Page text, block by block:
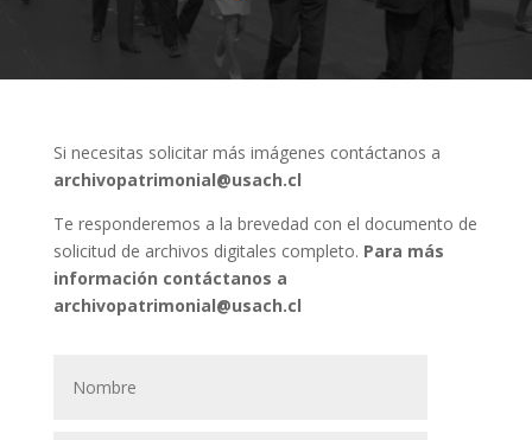
Si necesitas solicitar más imágenes contáctanos a
archivopatrimonial@usach.cl
Te responderemos a la brevedad con el documento de
solicitud de archivos digitales completo. Para más
información contáctanos a
archivopatrimonial@usach.cl